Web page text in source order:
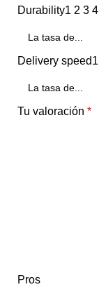
Durability1 2 3 4
Delivery speed1
Tu valoración *
Pros